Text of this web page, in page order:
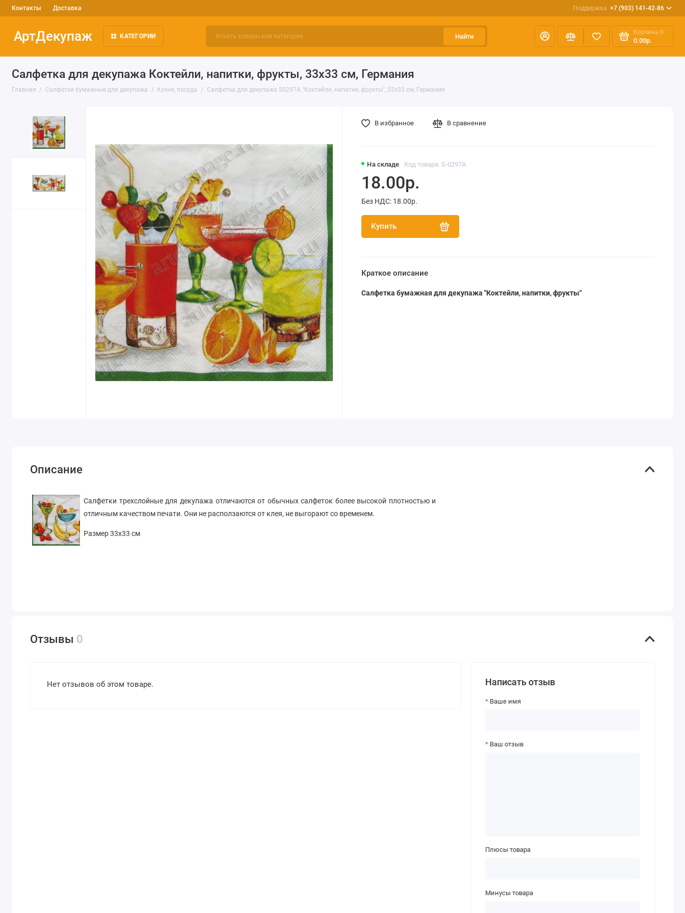
Контакты Доставка Поддержка +7 (903) 141-42-86
АртДекупаж КАТЕГОРИИ Найти
Корзина 0
0.00р.
Салфетка для декупажа Коктейли, напитки, фрукты, 33х33 см, Германия
Главная Салфетки бумажные для декупажа Кухня, посуда Салфетка для декупажа S0297A "Коктейли, напитки, фрукты", 33х33 см, Германия
На складе Код товара: S-0297A
18.00р.
Без НДС: 18.00р.
Купить
В избранное В сравнение
Краткое описание
Салфетка бумажная для декупажа "Коктейли, напитки, фрукты"
Описание
Салфетки трехслойные для декупажа отличаются от обычных салфеток более высокой плотностью и
отличным качеством печати. Они не расползаются от клея, не выгорают со временем.
Размер 33х33 см
Отзывы 0
Нет отзывов об этом товаре. Написать отзыв
Ваше имя
Ваш отзыв
Плюсы товара
Минусы товара